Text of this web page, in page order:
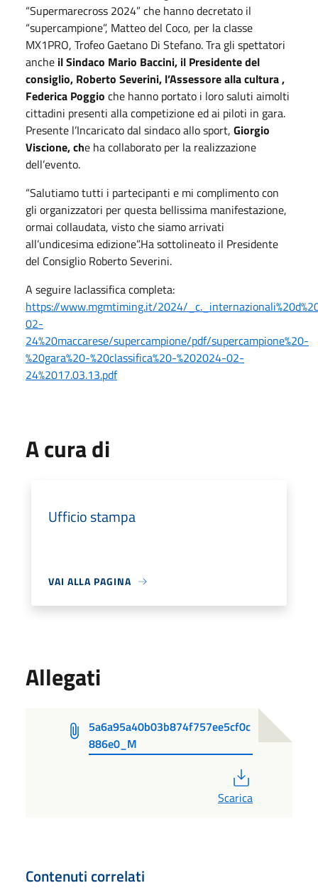
“Supermarecross 2024” che hanno decretato il
“supercampione”, Matteo del Coco, per la classe
MX1PRO, Trofeo Gaetano Di Stefano. Tra gli spettatori
anche il Sindaco Mario Baccini, il Presidente del
consiglio, Roberto Severini, l’Assessore alla cultura ,
Federica Poggio che hanno portato i loro saluti aimolti
cittadini presenti alla competizione ed ai piloti in gara.
Presente l’Incaricato dal sindaco allo sport, Giorgio
Viscione, che ha collaborato per la realizzazione
dell’evento.
“Salutiamo tutti i partecipanti e mi complimento con
gli organizzatori per questa bellissima manifestazione,
ormai collaudata, visto che siamo arrivati
all’undicesima edizione”.Ha sottolineato il Presidente
del Consiglio Roberto Severini.
A seguire laclassifica completa:
https://www.mgmtiming.it/2024/
02-
24%20maccarese/supercampione/pdf/supercampione%20-
%20gara%20-%20classifica%20-%202024-02-
24%2017.03.13.pdf
A cura di
Ufficio stampa
VAI ALLA PAGINA
Allegati
5a6a95a40b03b874f757ee5cf0c
886e0_M
Scarica
Contenuti correlati